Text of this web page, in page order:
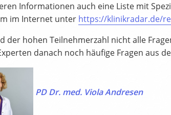
Informationen auch eine Liste mit
im Internet unter https://klinikradar.de/
der hohen Teilnehmerzahl nicht alle
danach noch häufige Fragen aus
PD Dr. med. Viola Andresen